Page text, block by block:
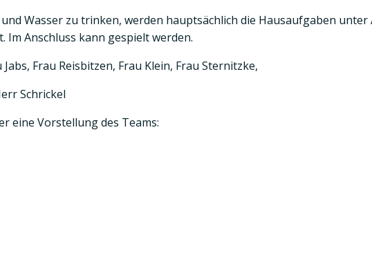
Wasser zu trinken, werden hauptsächlich die Hausaufgaben
Anschluss kann gespielt werden.
Frau Reisbitzen, Frau Klein, Frau Sternitzke,
Schrickel
eine Vorstellung des Teams: